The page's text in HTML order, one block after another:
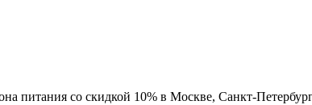
питания со скидкой 10% в Москве, Санкт-